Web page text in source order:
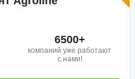
6500+
компаний уже работают
с нами!